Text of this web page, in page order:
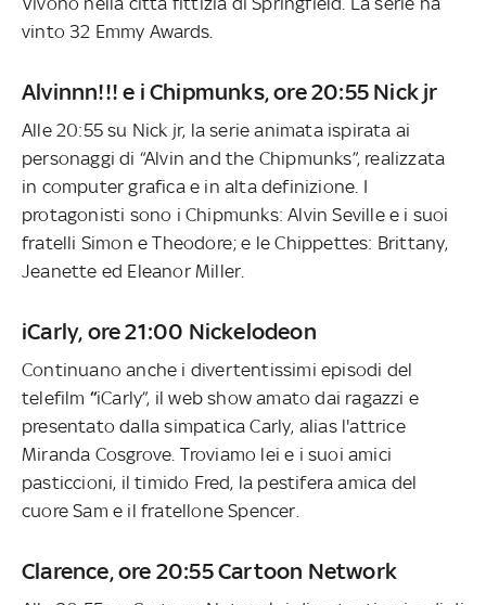
vinto 32 Emmy Awards.
Alvinnn!!! e i Chipmunks, ore 20:55 Nick jr
Alle 20:55 su Nick jr, la serie animata ispirata ai
personaggi di “Alvin and the Chipmunks”, realizzata
in computer grafica e in alta definizione. I
protagonisti sono i Chipmunks: Alvin Seville e i suoi
fratelli Simon e Theodore; e le Chippettes: Brittany,
Jeanette ed Eleanor Miller.
iCarly, ore 21:00 Nickelodeon
Continuano anche i divertentissimi episodi del
telefilm “iCarly”, il web show amato dai ragazzi e
presentato dalla simpatica Carly, alias l'attrice
Miranda Cosgrove. Troviamo lei e i suoi amici
pasticcioni, il timido Fred, la pestifera amica del
cuore Sam e il fratellone Spencer.
Clarence, ore 20:55 Cartoon Network